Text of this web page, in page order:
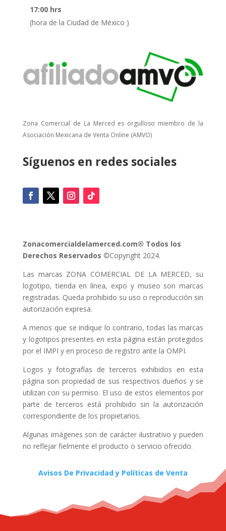
17:00 hrs
(hora de la Ciudad de México )
Zona Comercial de La Merced es orgulloso miembro de la
Asociación Mexicana de Venta Online (AMVO)
Síguenos en redes sociales
Zonacomercialdelamerced.com® Todos los
Derechos Reservados ©Copyright 2024.
Las marcas ZONA COMERCIAL DE LA MERCED, su
logotipo, tienda en línea, expo y museo son marcas
registradas. Queda prohibido su uso o reproducción sin
autorización expresa.
A menos que se indique lo contrario, todas las marcas
y logotipos presentes en esta página están protegidos
por el IMPI y en proceso de registro ante la OMPI.
Logos y fotografías de terceros exhibidos en esta
página son propiedad de sus respectivos dueños y se
utilizan con su permiso. El uso de estos elementos por
parte de terceros está prohibido sin la autorización
correspondiente de los propietarios.
Algunas imágenes son de carácter ilustrativo y pueden
no reflejar fielmente el producto o servicio ofrecido.
Avisos De Privacidad y Políticas de Venta